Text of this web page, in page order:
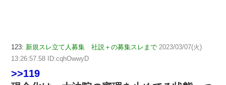
123: 新規スレ立て人募集 社説＋の募集スレまで 2023/03/07(火)
13:26:57.58 ID:cqhOwwyD
>>119